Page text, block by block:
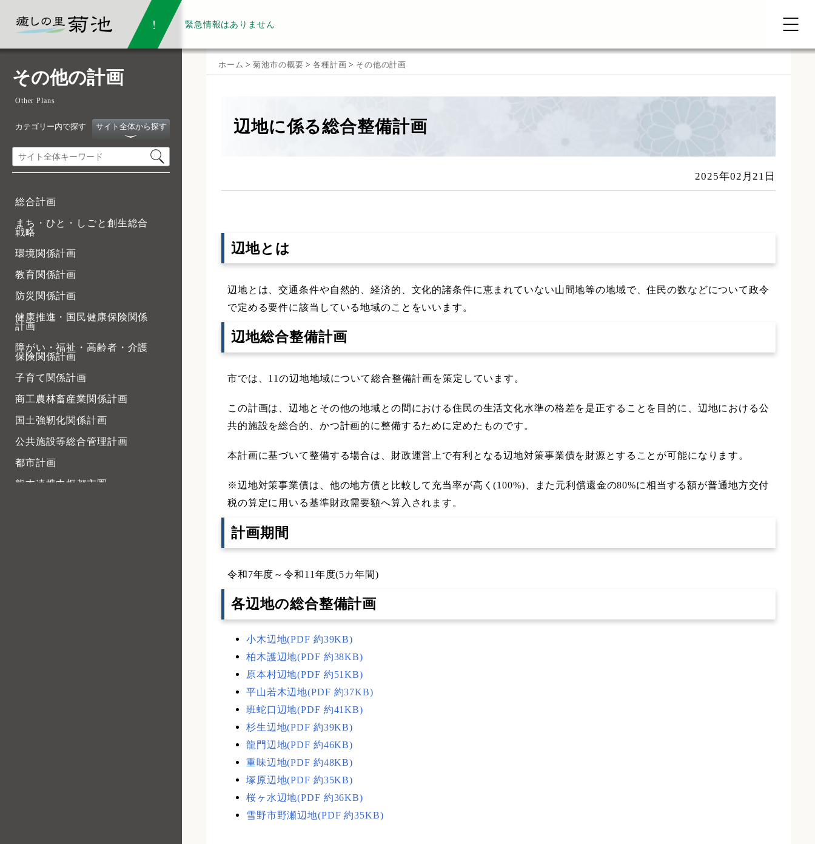
緊急情報はありません
その他の計画
Other Plans
カテゴリー内で探す サイト全体から探す
総合計画
まち・ひと・しごと創生総合
戦略
環境関係計画
教育関係計画
防災関係計画
健康推進・国民健康保険関係
計画
障がい・福祉・高齢者・介護
保険関係計画
子育て関係計画
商工農林畜産業関係計画
国土強靭化関係計画
公共施設等総合管理計画
都市計画
熊本連携中枢都市圏
ホーム >菊池市の概要 > 各種計画 > その他の計画
辺地に係る総合整備計画
2025年02月21日
辺地とは
辺地とは、交通条件や自然的、経済的、文化的諸条件に恵まれていない山間地等の地域で、住民の数などについて政令
で定める要件に該当している地域のことをいいます。
辺地総合整備計画
市では、11の辺地地域について総合整備計画を策定しています。
この計画は、辺地とその他の地域との間における住民の生活文化水準の格差を是正することを目的に、辺地における公
共的施設を総合的、かつ計画的に整備するために定めたものです。
本計画に基づいて整備する場合は、財政運営上で有利となる辺地対策事業債を財源とすることが可能になります。
※辺地対策事業債は、他の地方債と比較して充当率が高く(100%)、また元利償還金の80%に相当する額が普通地方交付
税の算定に用いる基準財政需要額へ算入されます。
計画期間
令和7年度～令和11年度(5カ年間)
各辺地の総合整備計画
小木辺地(PDF 約39KB)
柏木護辺地(PDF 約38KB)
原本村辺地(PDF 約51KB)
平山若木辺地(PDF 約37KB)
班蛇口辺地(PDF 約41KB)
杉生辺地(PDF 約39KB)
龍門辺地(PDF 約46KB)
重味辺地(PDF 約48KB)
塚原辺地(PDF 約35KB)
桜ヶ水辺地(PDF 約36KB)
雪野市野瀬辺地(PDF 約35KB)